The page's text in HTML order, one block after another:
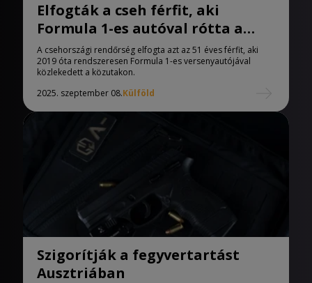
Elfogták a cseh férfit, aki
Formula 1-es autóval rótta a
közutakat
A csehországi rendőrség elfogta azt az 51 éves férfit, aki
2019 óta rendszeresen Formula 1-es versenyautójával
közlekedett a közutakon.
2025. szeptember 08.Külföld
Szigorítják a fegyvertartást
Ausztriában